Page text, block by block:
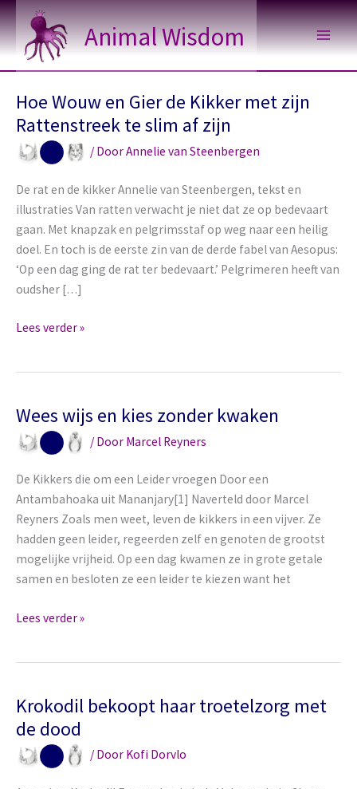
Ga
naar
de
inhoud
Animal Wisdom
Hoe Wouw en Gier de Kikker met zijn
Rattenstreek te slim af zijn
/ DoorAnnelie van Steenbergen
De rat en de kikker Annelie van Steenbergen, tekst en
illustraties Van ratten verwacht je niet dat ze op bedevaart
gaan. Met knapzak en pelgrimsstaf op weg naar een heilig
doel. En toch is de eerste zin van de derde fabel van Aesopus:
‘Op een dag ging de rat ter bedevaart.’ Pelgrimeren heeft van
oudsher […]
Hoe
de
Kikker
met
Rattenstreek
te
slim
af
zijn
Lees verder »
Wees wijs en kies zonder kwaken
/ Door Marcel Reyners
De Kikkers die om een Leider vroegen Door een
Antambahoaka uit Mananjary[1] Naverteld door Marcel
Reyners Zoals men weet, leven de kikkers in een vijver. Ze
hadden geen leider, regeerden zelf en genoten de grootst
mogelijke vrijheid. Op een dag kwamen ze in grote getale
samen en besloten ze een leider te kiezen want het
Wees
zonder
kwaken
Lees verder »
Krokodil bekoopt haar troetelzorg met
de dood
/ Door Kofi Dorvlo